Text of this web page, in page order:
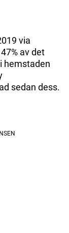
via
av det
hemstaden
sedan dess.